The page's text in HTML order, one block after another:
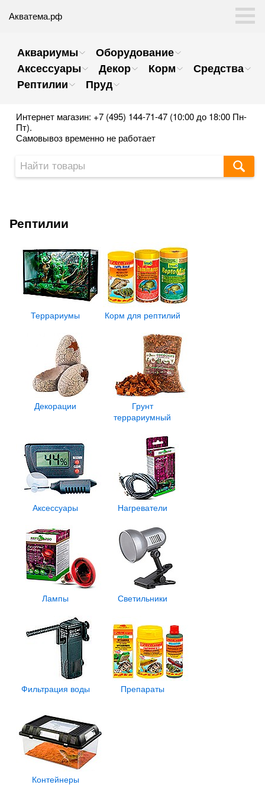
Акватема.рф
Аквариумы
Оборудование
Аксессуары
Декор Корм
Средства
Рептилии
Пруд
Интернет магазин: +7 (495) 144-71-47 (10:00 до 18:00 Пн-
Пт).
Самовывоз временно не работает
Рептилии
Террариумы Корм для рептилий
Декорации
Грунт
террариумный
Аксессуары Нагреватели
Лампы Светильники
Фильтрация воды Препараты
Контейнеры